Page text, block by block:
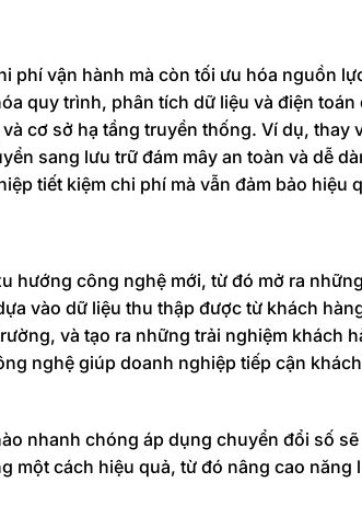
vận hành mà còn tối ưu hóa nguồn
quy trình, phân tích dữ liệu và điện toán
cơ sở hạ tầng truyền thống. Ví dụ, thay
sang lưu trữ đám mây an toàn và dễ
tiết kiệm chi phí mà vẫn đảm bảo hiệu
hướng công nghệ mới, từ đó mở ra
vào dữ liệu thu thập được từ khách
và tạo ra những trải nghiệm khách
nghệ giúp doanh nghiệp tiếp cận
nhanh chóng áp dụng chuyển đổi số
một cách hiệu quả, từ đó nâng cao năng